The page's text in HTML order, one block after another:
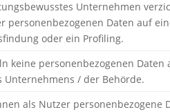
Unternehmen
personenbezogenen Daten auf
oder ein Profiling.
keine personenbezogenen Daten
Unternehmens / der Behörde.
als Nutzer personenbezogene